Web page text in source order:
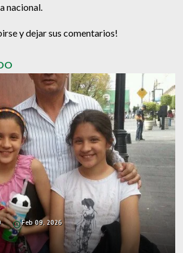
nacional.
y dejar sus comentarios!
Feb 09, 2026